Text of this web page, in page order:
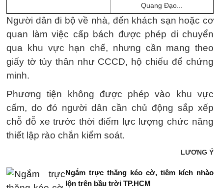
Quang Đạo...
Người dân đi bộ về nhà, đến khách sạn hoặc cơ
quan làm việc cấp bách được phép di chuyển
qua khu vực hạn chế, nhưng cần mang theo
giấy tờ tùy thân như CCCD, hộ chiếu để chứng
minh.
Phương tiện không được phép vào khu vực
cấm, do đó người dân cần chủ động sắp xếp
chỗ đỗ xe trước thời điểm lực lượng chức năng
thiết lập rào chắn kiểm soát.
LƯƠNG Ý
Ngắm trực thăng kéo cờ, tiêm kích nhào
lộn trên bầu trời TP.HCM